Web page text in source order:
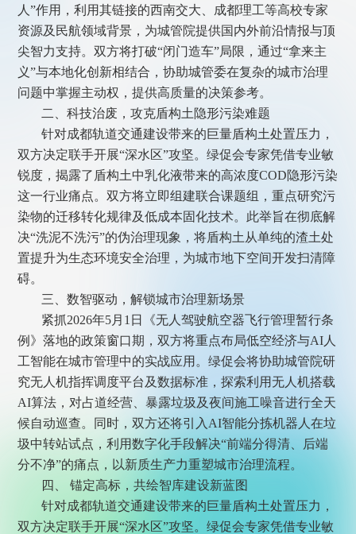
人”作用，利用其链接的西南交大、成都理工等高校专家
资源及民航领域背景，为城管院提供国内外前沿情报与顶
尖智力支持。双方将打破“闭门造车”局限，通过“拿来主
义”与本地化创新相结合，协助城管委在复杂的城市治理
问题中掌握主动权，提供高质量的决策参考。
二、科技治废，攻克盾构土隐形污染难题
针对成都轨道交通建设带来的巨量盾构土处置压力，
双方决定联手开展“深水区”攻坚。绿促会专家凭借专业敏
锐度，揭露了盾构土中乳化液带来的高浓度COD隐形污染
这一行业痛点。双方将立即组建联合课题组，重点研究污
染物的迁移转化规律及低成本固化技术。此举旨在彻底解
决“洗泥不洗污”的伪治理现象，将盾构土从单纯的渣土处
置提升为生态环境安全治理，为城市地下空间开发扫清障
碍。
三、数智驱动，解锁城市治理新场景
紧抓2026年5月1日《无人驾驶航空器飞行管理暂行条
例》落地的政策窗口期，双方将重点布局低空经济与AI人
工智能在城市管理中的实战应用。绿促会将协助城管院研
究无人机指挥调度平台及数据标准，探索利用无人机搭载
AI算法，对占道经营、暴露垃圾及夜间施工噪音进行全天
候自动巡查。同时，双方还将引入AI智能分拣机器人在垃
圾中转站试点，利用数字化手段解决“前端分得清、后端
分不净”的痛点，以新质生产力重塑城市治理流程。
四、 锚定高标，共绘智库建设新蓝图
针对成都轨道交通建设带来的巨量盾构土处置压力，
双方决定联手开展“深水区”攻坚。绿促会专家凭借专业敏